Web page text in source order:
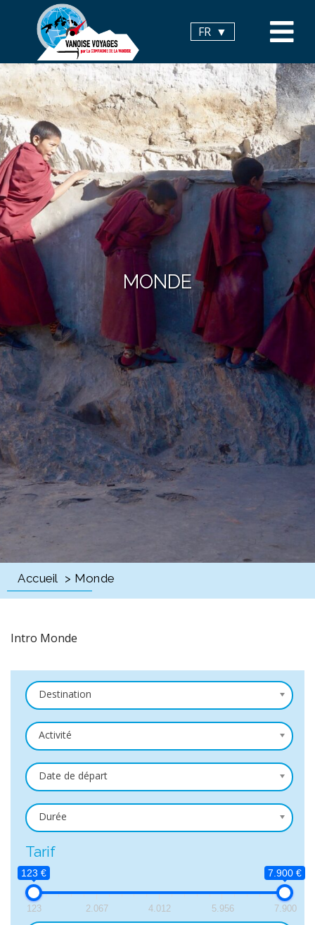
FR
MONDE
Accueil > Monde
Intro Monde
Destination
Activité
Date de départ
Durée
Tarif
123 € 7.900 €
123 2.067 4.012 5.956 7.900
Panneau de gestion des cookies